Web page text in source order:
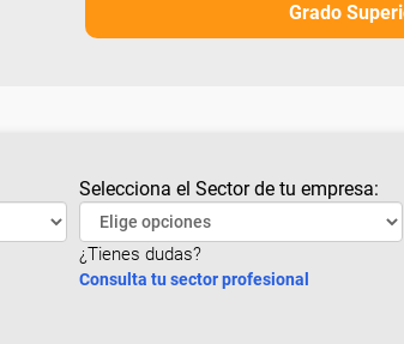
Grado
Selecciona el Sector de tu empresa:
¿Tienes dudas?
Consulta tu sector profesional